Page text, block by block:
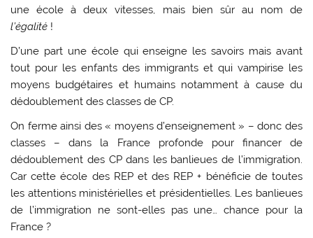
une école à deux vitesses, mais bien sûr au nom de
l’égalité !
D’une part une école qui enseigne les savoirs mais avant
tout pour les enfants des immigrants et qui vampirise les
moyens budgétaires et humains notamment à cause du
dédoublement des classes de CP.
On ferme ainsi des « moyens d’enseignement » – donc des
classes – dans la France profonde pour financer de
dédoublement des CP dans les banlieues de l’immigration.
Car cette école des REP et des REP + bénéficie de toutes
les attentions ministérielles et présidentielles. Les banlieues
de l’immigration ne sont-elles pas une… chance pour la
France ?